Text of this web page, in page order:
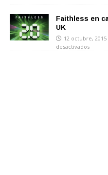
Faithless en
UK
12 octubre, 2015
desactivados